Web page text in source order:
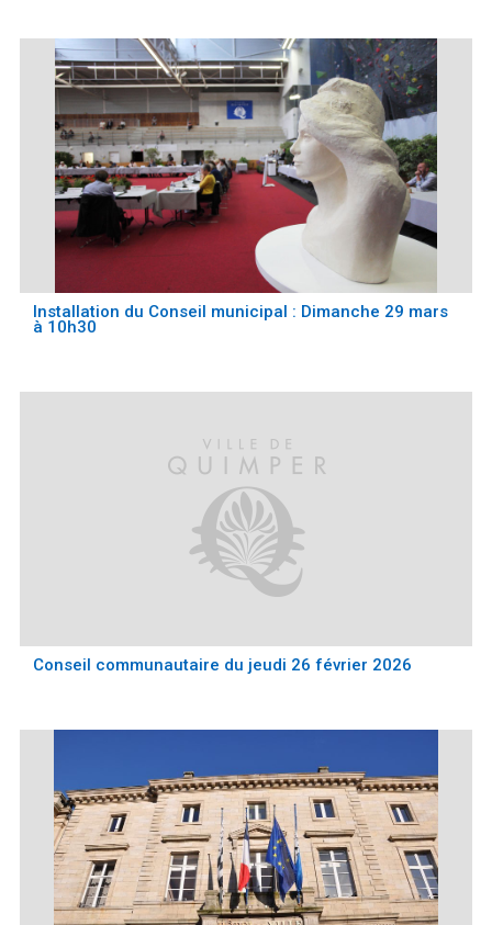
Installation du Conseil municipal : Dimanche 29 mars
à 10h30
Conseil communautaire du jeudi 26 février 2026